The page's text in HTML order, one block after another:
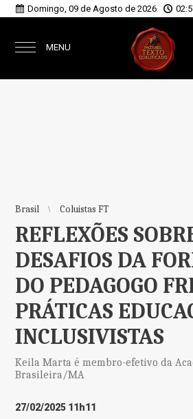
Domingo, 09 de Agosto de 2026
MENU
Brasil Coluistas FT
REFLEXÕES
DESAFIOS DA
DO PEDAGOGO
PRÁTICAS
INCLUSIVISTAS
Keila Marta é membro-efetivo da
Brasileira/MA
27/02/2025 11h11